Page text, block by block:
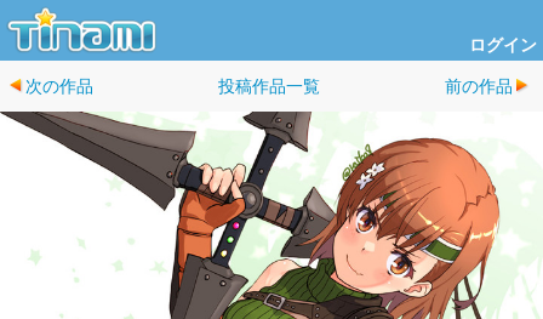
ログイン
次の作品 投稿作品一覧 前の作品